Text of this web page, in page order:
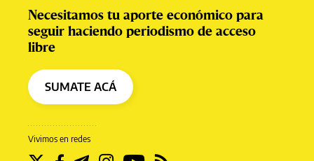
Vivimos en redes
Necesitamos tu aporte económico para
seguir haciendo periodismo de acceso
libre
SUMATE ACÁ